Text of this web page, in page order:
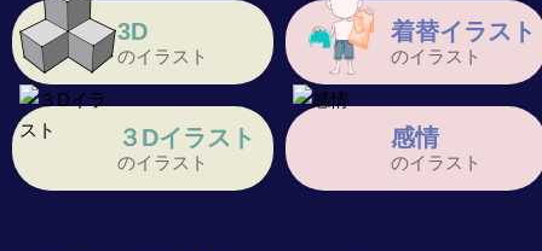
3D
のイラスト
着替イラスト
のイラスト
３Dイラスト
のイラスト
感情
のイラスト